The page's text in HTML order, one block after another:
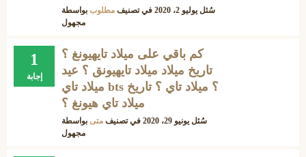
سُئل يوليو 2، 2020 في تصنيف مطلوب بواسطة
مجهول
1
إجابة
كم باقي على ميلاد تايهيونغ ؟
تاريخ ميلاد ميلاد تايهيونق ؟ عيد
ميلاد تاي bts ؟ ميلاد تاي ؟ تاريخ
ميلاد تاي هيونغ ؟
سُئل يونيو 29، 2020 في تصنيف متى بواسطة
مجهول